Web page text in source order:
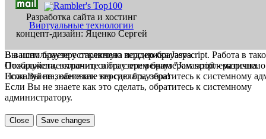
Разработка сайта и хостинг
Виртуальные технологии
концепт-дизайн: Яценко Сергей
В вашем браузере отключена поддержка Jasvscript. Работа в
Пожалуйста, включите в браузере режим "Javascript -
Если Вы не знаете как это сделать, обратитесь к системному
Вы используете устаревшую версию браузера.
Отображение страниц сайта с этим браузером проблематична.
Пожалуйста, обновите версию браузера!
Если Вы не знаете как это сделать, обратитесь к системному
администратору.
Close Save changes